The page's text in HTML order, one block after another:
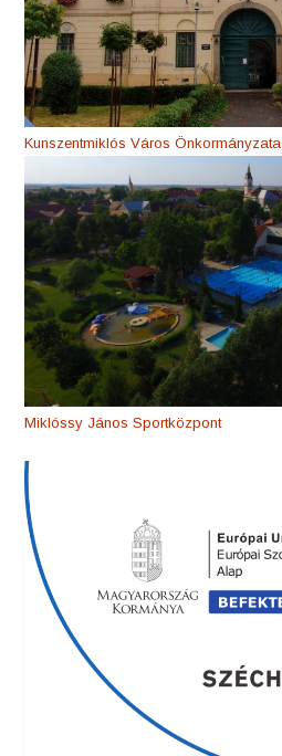
Kunszentmiklós Város Önkormányzata
Miklóssy János Sportközpont